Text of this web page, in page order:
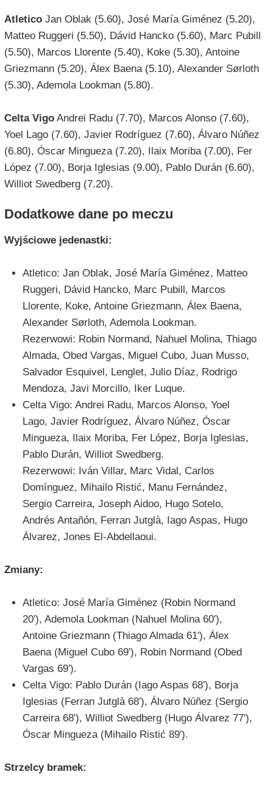
AtleticoJan Oblak (5.60), José María Giménez (5.20),
Matteo Ruggeri (5.50), Dávid Hancko (5.60), Marc Pubill
(5.50), Marcos Llorente (5.40), Koke (5.30), Antoine
Griezmann (5.20), Álex Baena (5.10), Alexander Sørloth
(5.30), Ademola Lookman (5.80).
Celta VigoAndrei Radu (7.70), Marcos Alonso (7.60),
Yoel Lago (7.60), Javier Rodríguez (7.60), Álvaro Núñez
(6.80), Óscar Mingueza (7.20), Ilaix Moriba (7.00), Fer
López (7.00), Borja Iglesias (9.00), Pablo Durán (6.60),
Williot Swedberg (7.20).
Dodatkowe dane po meczu
Wyjściowe jedenastki:
Atletico: Jan Oblak, José María Giménez, Matteo
Ruggeri, Dávid Hancko, Marc Pubill, Marcos
Llorente, Koke, Antoine Griezmann, Álex Baena,
Alexander Sørloth, Ademola Lookman.
Rezerwowi: Robin Normand, Nahuel Molina, Thiago
Almada, Obed Vargas, Miguel Cubo, Juan Musso,
Salvador Esquivel, Lenglet, Julio Díaz, Rodrigo
Mendoza, Javi Morcillo, Iker Luque.
Celta Vigo: Andrei Radu, Marcos Alonso, Yoel
Lago, Javier Rodríguez, Álvaro Núñez, Óscar
Mingueza, Ilaix Moriba, Fer López, Borja Iglesias,
Pablo Durán, Williot Swedberg.
Rezerwowi: Iván Villar, Marc Vidal, Carlos
Domínguez, Mihailo Ristić, Manu Fernández,
Sergio Carreira, Joseph Aidoo, Hugo Sotelo,
Andrés Antañón, Ferran Jutglà, Iago Aspas, Hugo
Álvarez, Jones El-Abdellaoui.
Zmiany:
Atletico: José María Giménez (Robin Normand
20′), Ademola Lookman (Nahuel Molina 60′),
Antoine Griezmann (Thiago Almada 61′), Álex
Baena (Miguel Cubo 69′), Robin Normand (Obed
Vargas 69′).
Celta Vigo: Pablo Durán (Iago Aspas 68′), Borja
Iglesias (Ferran Jutglà 68′), Álvaro Núñez (Sergio
Carreira 68′), Williot Swedberg (Hugo Álvarez 77′),
Óscar Mingueza (Mihailo Ristić 89′).
Strzelcy bramek: